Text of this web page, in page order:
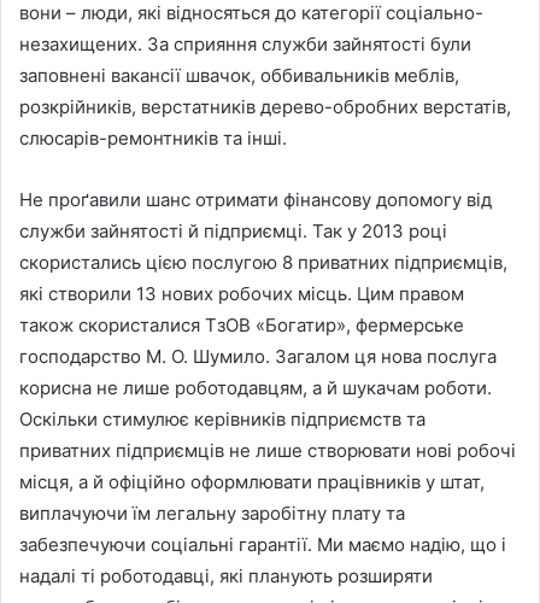
вони – люди, які відносяться до категорії соціально-
незахищених. За сприяння служби зайнятості були
заповнені вакансії швачок, оббивальників меблів,
розкрійників, верстатників дерево-обробних верстатів,
слюсарів-ремонтників та інші.
Не проґавили шанс отримати фінансову допомогу від
служби зайнятості й підприємці. Так у 2013 році
скористались цією послугою 8 приватних підприємців,
які створили 13 нових робочих місць. Цим правом
також скористалися ТзОВ «Богатир», фермерське
господарство М. О. Шумило. Загалом ця нова послуга
корисна не лише роботодавцям, а й шукачам роботи.
Оскільки стимулює керівників підприємств та
приватних підприємців не лише створювати нові робочі
місця, а й офіційно оформлювати працівників у штат,
виплачуючи їм легальну заробітну плату та
забезпечуючи соціальні гарантії. Ми маємо надію, що і
надалі ті роботодавці, які планують розширяти